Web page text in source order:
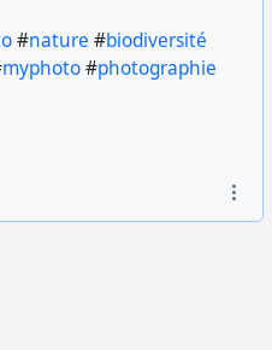
#nature #biodiversité
myphoto#photographie